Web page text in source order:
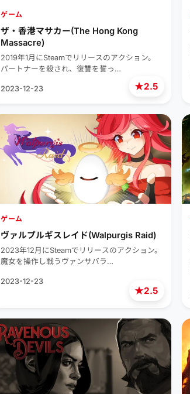
★2.5
ゲーム
ザ・香港マサカー(The Hong Kong
Massacre)
2019年1月にSteamでリリースのアクション。
パートナーを殺され、復讐を誓っ…
2023-12-23
★2.5
ゲーム
ヴァルプルギスレイド(Walpurgis Raid)
2023年12月にSteamでリリースのアクション。
魔女を操作し戦うヴァンサバラ…
2023-12-23